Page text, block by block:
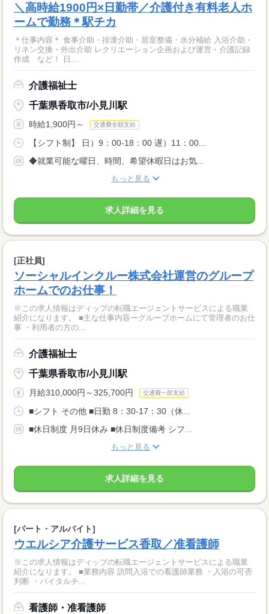
＼高時給1900円×日勤帯／介護付き有料老人ホ
ームで勤務＊駅チカ
＊仕事内容＊ 食事介助・排泄介助・居室整備・水分補給 入浴介助・
リネン交換・外出介助 レクリエーション企画および運営・介護記録
作成 など！ 日...
介護福祉士
千葉県香取市/小見川駅
時給1,900円～ 交通費全額支給
【シフト制】 日）9：00-18：00 遅）11：00...
◆就業可能な曜日、時間、希望休暇日はお気...
もっと見る
求人詳細を見る
[正社員]
ソーシャルインクルー株式会社運営のグループ
ホームでのお仕事！
※この求人情報はディップの転職エージェントサービスによる職業
紹介になります。 ■主な仕事内容ーグループホームにて管理者のお仕
事 ・利用者の方の...
介護福祉士
千葉県香取市/小見川駅
月給310,000円～325,700円 交通費一部支給
■シフト その他 ■日勤 8：30-17：30（休...
■休日制度 月9日休み ■休日制度備考 シフ...
もっと見る
求人詳細を見る
[パート・アルバイト]
ウエルシア介護サービス香取／准看護師
※この求人情報はディップの転職エージェントサービスによる職業
紹介になります。 ■業務内容 訪問入浴での看護師業務 ・入浴の可否
判断 ・バイタルチ...
看護師・准看護師